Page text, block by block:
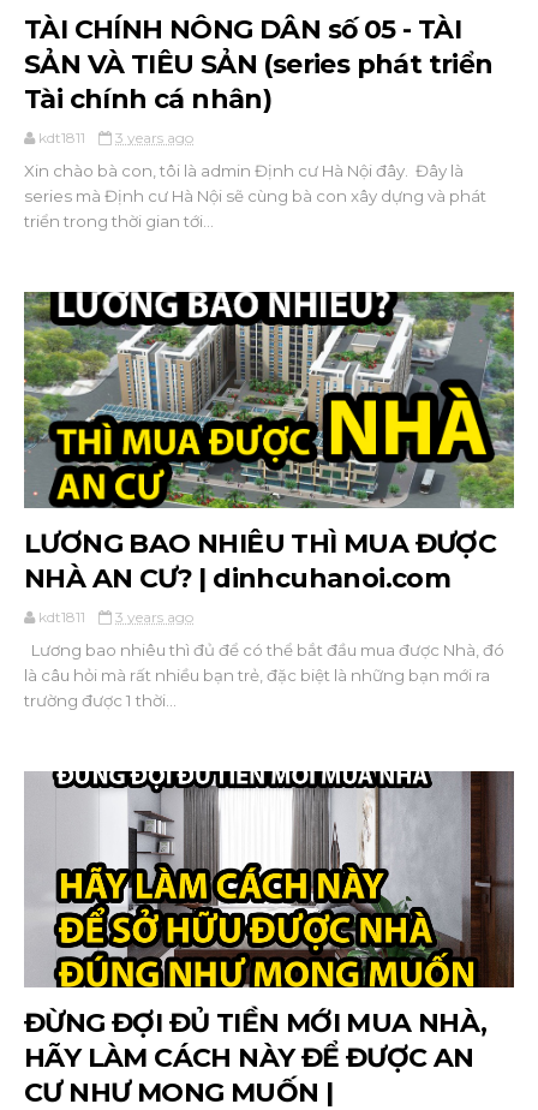
TÀI CHÍNH NÔNG DÂN số 05 - TÀI
SẢN VÀ TIÊU SẢN (series phát triển
Tài chính cá nhân)
kdt1811 3 years ago
Xin chào bà con, tôi là admin Định cư Hà Nội đây. Đây là
series mà Định cư Hà Nội sẽ cùng bà con xây dựng và phát
triển trong thời gian tới...
LƯƠNG BAO NHIÊU THÌ MUA ĐƯỢC
NHÀ AN CƯ? | dinhcuhanoi.com
kdt1811 3 years ago
Lương bao nhiêu thì đủ để có thể bắt đầu mua được Nhà, đó
là câu hỏi mà rất nhiều bạn trẻ, đặc biệt là những bạn mới ra
trường được 1 thời...
ĐỪNG ĐỢI ĐỦ TIỀN MỚI MUA NHÀ,
HÃY LÀM CÁCH NÀY ĐỂ ĐƯỢC AN
CƯ NHƯ MONG MUỐN |